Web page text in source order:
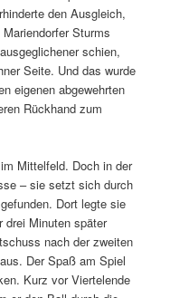
den Ausgleich,
Sturms
schien,
Seite. Und das wurde
eigenen abgewehrten
Rückhand zum
Mittelfeld. Doch in der
– sie setzt sich durch
Dort legte sie
drei Minuten später
nach der zweiten
Der Spaß am Spiel
Kurz vor Viertelende